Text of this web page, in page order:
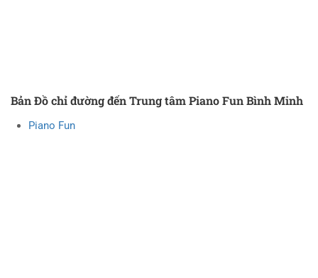
Bản Đồ chỉ đường đến Trung tâm Piano Fun Bình Minh
Piano Fun